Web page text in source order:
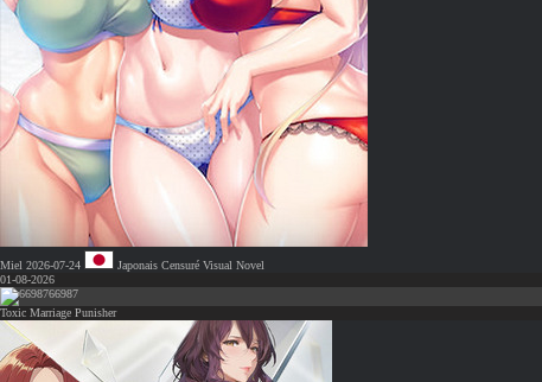
Miel 2026-07-24 Japonais Censuré Visual Novel
01-08-2026
66987
Toxic Marriage Punisher